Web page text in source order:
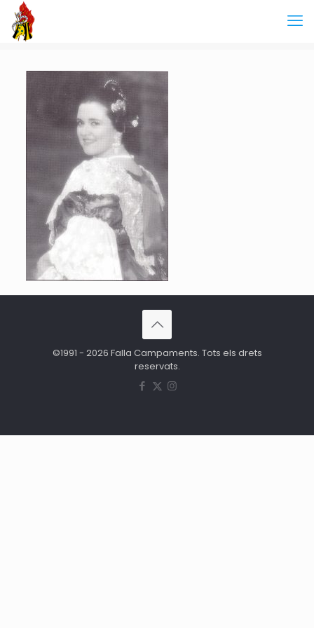
©1991 - 2026 Falla Campaments. Tots els drets
reservats.